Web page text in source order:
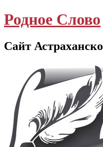
Родное Слово
Сайт